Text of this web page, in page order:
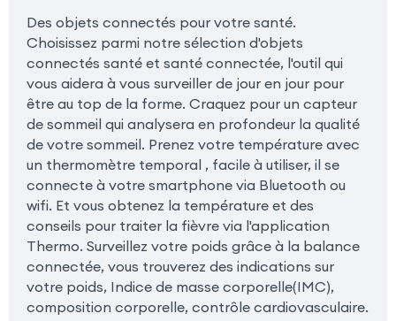
Des objets connectés pour votre santé.
Choisissez parmi notre sélection d'objets
connectés santé et santé connectée, l'outil qui
vous aidera à vous surveiller de jour en jour pour
être au top de la forme. Craquez pour un capteur
de sommeil qui analysera en profondeur la qualité
de votre sommeil. Prenez votre température avec
un thermomètre temporal , facile à utiliser, il se
connecte à votre smartphone via Bluetooth ou
wifi. Et vous obtenez la température et des
conseils pour traiter la fièvre via l'application
Thermo. Surveillez votre poids grâce à la balance
connectée, vous trouverez des indications sur
votre poids, Indice de masse corporelle(IMC),
composition corporelle, contrôle cardiovasculaire.